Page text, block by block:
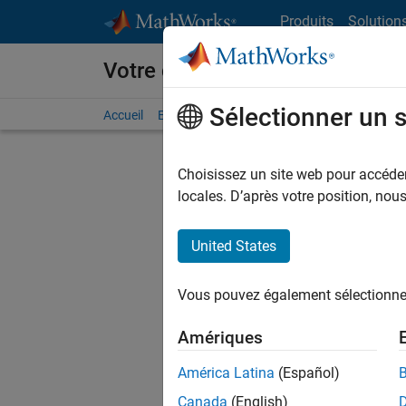
Produits
Votre carrière chez MathWorks
Accueil Explorer nos opportunités Adresses de
d'offre
Les
Sélectionner un
Choisissez un site web pour
locales. D’après votre position,
United States
Vous pouvez également
Amériques
América Latina (Español)
Canada (English)